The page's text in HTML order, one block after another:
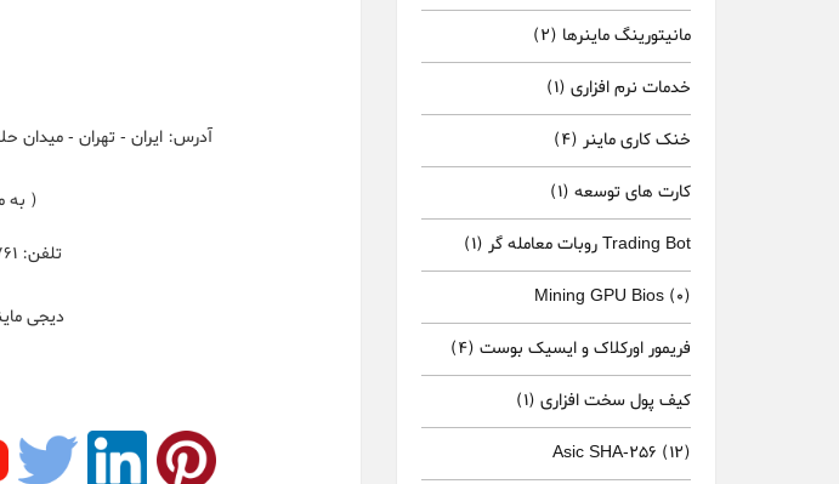
آدرس: ایران - تهران - میدان حلال
( به
تلفن: 77845761-021 موبایل : 09124865337 و 09122147283
دیجی
مانیتورینگ ماینرها (2)
خدمات نرم افزاری (1)
خنک کاری ماینر (4)
کارت های توسعه (1)
Trading Bot روبات معامله گر (1)
Mining GPU Bios (0)
فریمور اورکلاک و ایسیک بوست (4)
کیف پول سخت افزاری (1)
Asic SHA-256 (12)